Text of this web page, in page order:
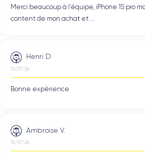
Merci beaucoup à l’équipe, iPhone 15 pro
content de mon achat et ...
Henri D.
12/07/26
Bonne expérience
Ambroise V.
10/07/26